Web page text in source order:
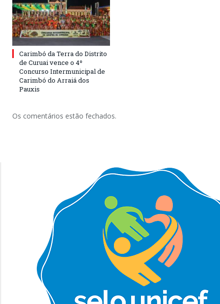
Carimbó da Terra do Distrito
de Curuai vence o 4º
Concurso Intermunicipal de
Carimbó do Arraiá dos
Pauxis
Os comentários estão fechados.